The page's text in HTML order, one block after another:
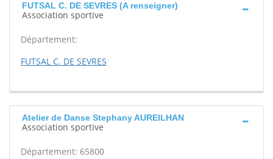
FUTSAL C. DE SEVRES (A renseigner)
Association sportive
Département:
FUTSAL C. DE SEVRES
Atelier de Danse Stephany AUREILHAN
Association sportive
Département: 65800